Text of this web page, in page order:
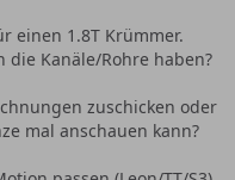
einen 1.8T Krümmer.
Kanäle/Rohre haben?
zuschicken oder
mal anschauen kann?